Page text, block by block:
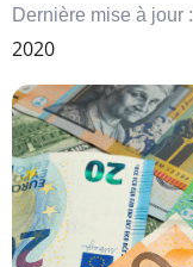
Dernière mise à jour :
2020